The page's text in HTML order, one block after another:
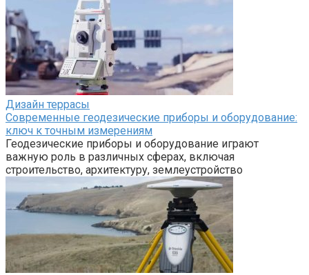
Дизайн террасы
Современные геодезические приборы и оборудование:
ключ к точным измерениям
Геодезические приборы и оборудование играют
важную роль в различных сферах, включая
строительство, архитектуру, землеустройство